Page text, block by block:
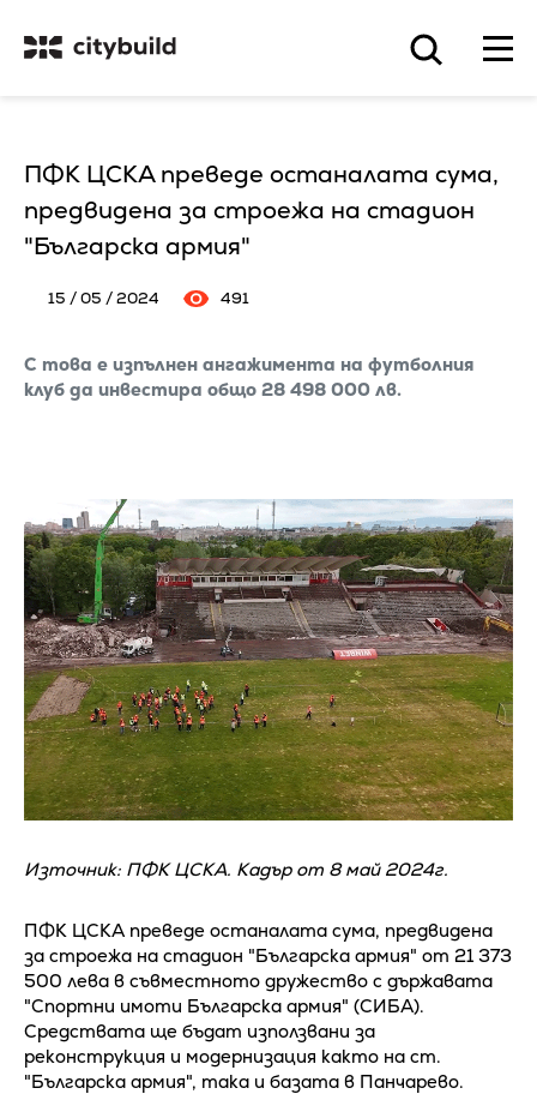
ПФК ЦСКА преведе останалата сума,
предвидена за строежа на стадион
"Българска армия"
15 / 05 / 2024 491
С това е изпълнен ангажимента на футболния
клуб да инвестира общо 28 498 000 лв.
Източник: ПФК ЦСКА. Кадър от 8 май 2024г.
ПФК ЦСКА преведе останалата сума, предвидена
за строежа на стадион "Българска армия" от 21 373
500 лева в съвместното дружество с държавата
"Спортни имоти Българска армия" (СИБА).
Средствата ще бъдат използвани за
реконструкция и модернизация както на ст.
"Българска армия", така и базата в Панчарево.